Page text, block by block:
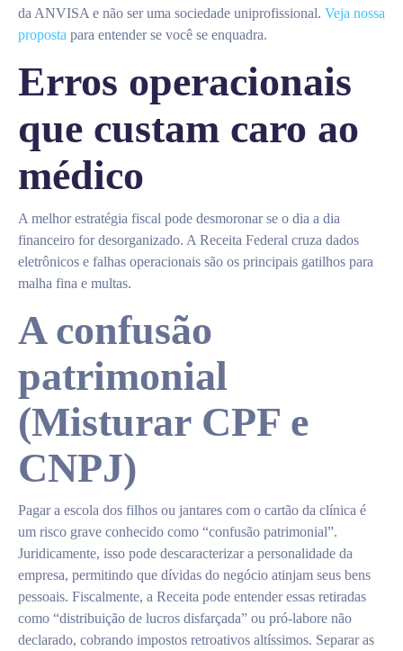
da ANVISA e não ser uma sociedade uniprofissional. Veja nossa
proposta para entender se você se enquadra.
Erros operacionais
que custam caro ao
médico
A melhor estratégia fiscal pode desmoronar se o dia a dia
financeiro for desorganizado. A Receita Federal cruza dados
eletrônicos e falhas operacionais são os principais gatilhos para
malha fina e multas.
A confusão
patrimonial
(Misturar CPF e
CNPJ)
Pagar a escola dos filhos ou jantares com o cartão da clínica é
um risco grave conhecido como “confusão patrimonial”.
Juridicamente, isso pode descaracterizar a personalidade da
empresa, permitindo que dívidas do negócio atinjam seus bens
pessoais. Fiscalmente, a Receita pode entender essas retiradas
como “distribuição de lucros disfarçada” ou pró-labore não
declarado, cobrando impostos retroativos altíssimos. Separar as